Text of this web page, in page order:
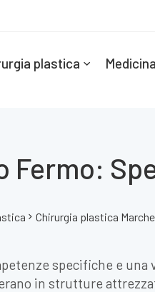
plastica
Fermo:
Chirurgia plastica Marche
specifiche e
in strutture